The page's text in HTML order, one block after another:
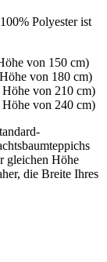
Polyester ist
von 150 cm)
von 180 cm)
Höhe von 210 cm)
Höhe von 240 cm)
gleichen Höhe
die Breite Ihres